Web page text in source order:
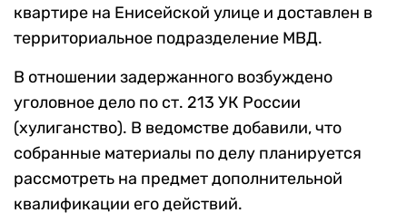
квартире на Енисейской улице и доставлен в
территориальное подразделение МВД.
В отношении задержанного возбуждено
уголовное дело по ст. 213 УК России
(хулиганство). В ведомстве добавили, что
собранные материалы по делу планируется
рассмотреть на предмет дополнительной
квалификации его действий.